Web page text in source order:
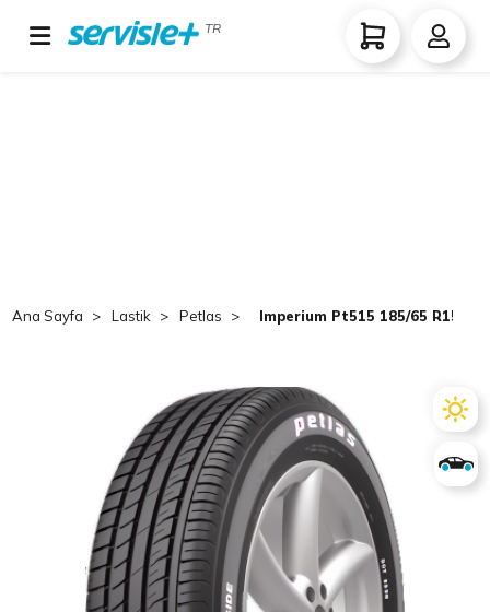
TR
Ana Sayfa Lastik Petlas Imperium Pt515 185/65 R15 TL